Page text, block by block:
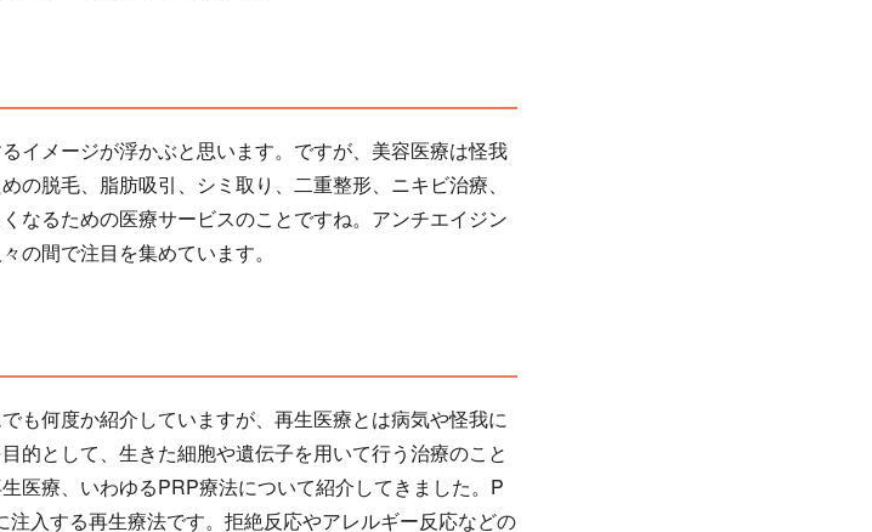
イメージが浮かぶと思います。ですが、美容医療は怪我
の脱毛、脂肪吸引、シミ取り、二重整形、ニキビ治療、
なるための医療サービスのことですね。アンチエイジン
の間で注目を集めています。
も何度か紹介していますが、再生医療とは病気や怪我に
的として、生きた細胞や遺伝子を用いて行う治療のこと
医療、いわゆるPRP療法について紹介してきました。P
入する再生療法です。拒絶反応やアレルギー反応などの